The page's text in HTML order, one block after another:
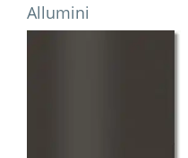
Allumini